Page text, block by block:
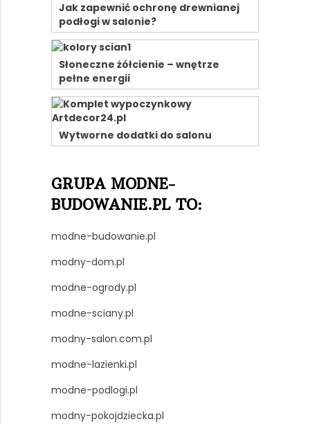
Jak zapewnić ochronę drewnianej
podłogi w salonie?
Słoneczne żółcienie – wnętrze
pełne energii
Wytworne dodatki do salonu
GRUPA MODNE-
BUDOWANIE.PL TO:
modne-budowanie.pl
modny-dom.pl
modne-ogrody.pl
modne-sciany.pl
modny-salon.com.pl
modne-lazienki.pl
modne-podlogi.pl
modny-pokojdziecka.pl